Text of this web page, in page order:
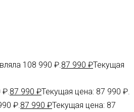
108 990 ₽. 87 990 ₽Текущая
87 990 ₽Текущая цена: 87 990 ₽.
₽. 87 990 ₽Текущая цена: 87